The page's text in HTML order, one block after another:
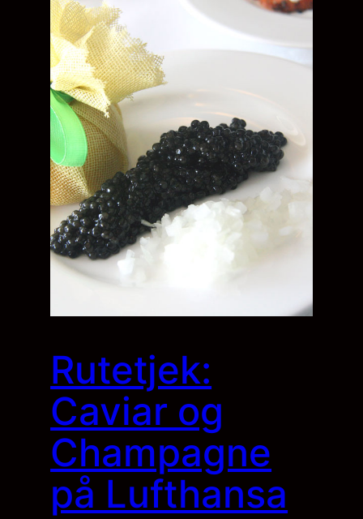
Rutetjek:
Caviar og
Champagne
på Lufthansa